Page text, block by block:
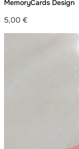
MemoryCards Design
5,00 €